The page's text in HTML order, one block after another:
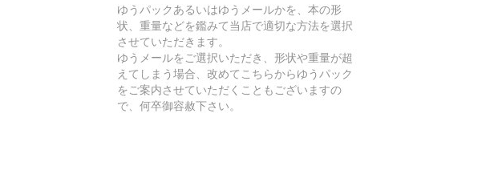
ゆうパックあるいはゆうメールかを、本の形
状、重量などを鑑みて当店で適切な方法を選択
させていただきます。
ゆうメールをご選択いただき、形状や重量が超
えてしまう場合、改めてこちらからゆうパック
をご案内させていただくこともございますの
で、何卒御容赦下さい。